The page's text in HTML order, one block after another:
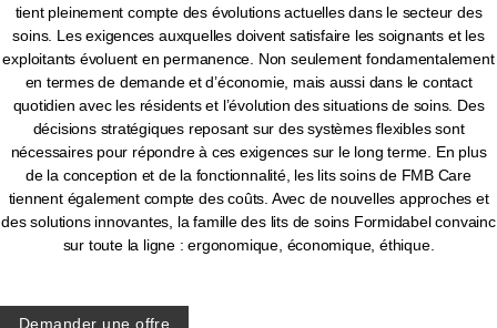
tient pleinement compte des évolutions actuelles dans le secteur des
soins. Les exigences auxquelles doivent satisfaire les soignants et les
exploitants évoluent en permanence. Non seulement fondamentalement
en termes de demande et d’économie, mais aussi dans le contact
quotidien avec les résidents et l’évolution des situations de soins. Des
décisions stratégiques reposant sur des systèmes flexibles sont
nécessaires pour répondre à ces exigences sur le long terme. En plus
de la conception et de la fonctionnalité, les lits soins de FMB Care
tiennent également compte des coûts. Avec de nouvelles approches et
des solutions innovantes, la famille des lits de soins Formidabel convainc
sur toute la ligne : ergonomique, économique, éthique.
Demander une offre